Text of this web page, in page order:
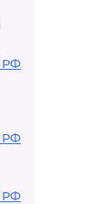
РФ
РФ
РФ